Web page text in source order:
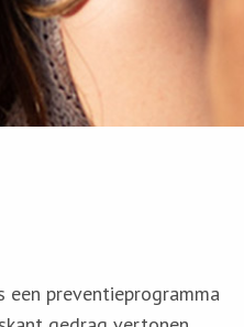
een preventieprogramma